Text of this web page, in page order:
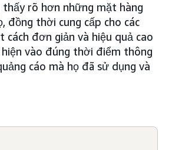
thấy rõ hơn những mặt hàng
đồng thời cung cấp cho các
cách đơn giản và hiệu quả cao
vào đúng thời điểm thông
cáo mà họ đã sử dụng và